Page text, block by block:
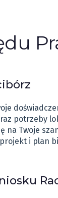
potrzeby
na Twoje
i plan